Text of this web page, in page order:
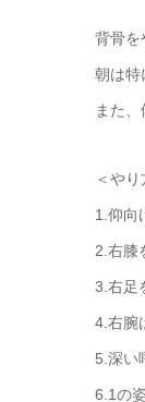
背骨を
朝は特
また
＜やり
1.仰向
2.右膝
3.右足
4.右腕
5.深い
6.1の